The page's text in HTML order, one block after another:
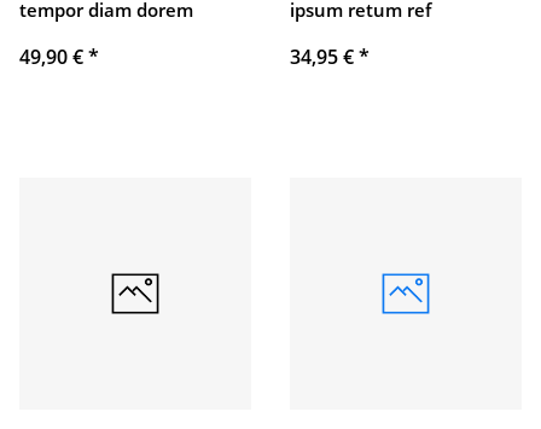
tempor diam dorem
49,90 €*
ipsum retum ref
34,95 €*